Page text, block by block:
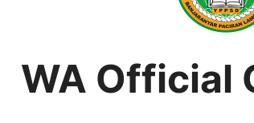
WA Official